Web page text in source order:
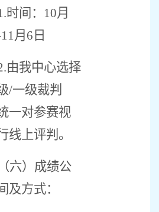
时间： 10月
月 6 日
由我中心选择
/一级裁判
一对参赛视
线上评判。
（六）成绩公
及方式：